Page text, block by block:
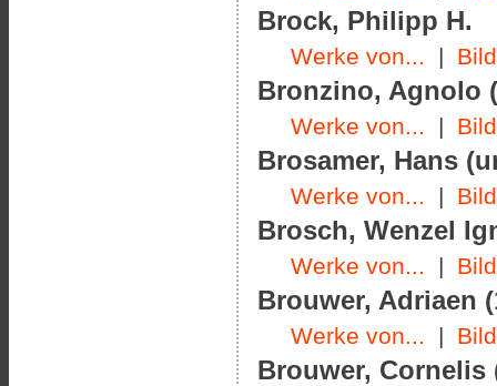
Brock, Philipp H.
Werke von... |
Bronzino, Agnolo
Werke von... |
Brosamer, Hans
Werke von... |
Brosch, Wenzel
Werke von... |
Brouwer, Adriaen
Werke von... |
Brouwer, Cornelis